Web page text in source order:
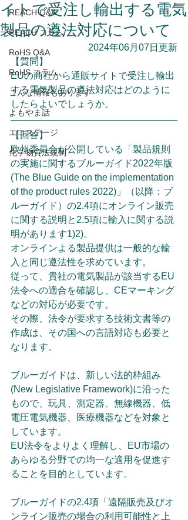
REACH Q&A
REACH コラム
RoHS Q&A
RoHS コラム
こんな情報もあります
よもやま話
エコステージ
化学物質法規制
イトで受注し輸出する電気
製品の遵法対応について
2024年06月07日更新
【質問】
EUの商社から通販サイトで受注し輸出
する電気製品の遵法対応はどのように
したらよいでしょうか。
【回答】
欧州委員会が公開している「製品規則
の実施に関するブルーガイド2022年版
(The Blue Guide on the implementation
of the product rules 2022)」（以降：ブ
ルーガイド）の2.4項にオンライン販売
に関する説明と2.5項に輸入に関する説
明があります1)2)。
オンラインよる製品提供は一般的な輸
入と同じ遵法性を求めています。
従って、貴社の電気製品が該当するEU
法令への適合を確認し、CEマーキング
などの対応が必要です。
その際、法令が要求する技術文書等の
作成は、その国への言語対応も必要と
なります。
ブルーガイドは、新しい法的枠組み
(New Legislative Framework)に沿った
もので、玩具、測定器、無線機器、低
電圧電気機器、医療機器などを対象と
しています。
EU法令をよりよく理解し、EU市場の
あらゆる分野での均一な適用を促進す
ることを目的としています。
ブルーガイドの2.4項「遠隔販売及びオ
ンライン販売の場合の利用可能性と上